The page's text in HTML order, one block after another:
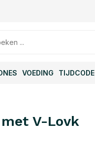
VOEDING TIJDCODE
V-Lovk